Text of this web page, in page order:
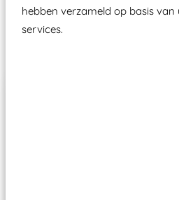
hebben verzameld op basis
services.